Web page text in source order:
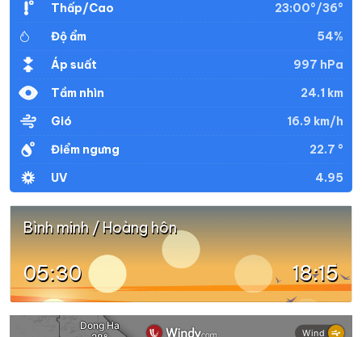
20:00
21:00 29°
22:00 29°/
32°
Thấp/Cao
23:00°/36°
Độ ẩm
54%
Áp suất
997 hPa
Tầm nhìn
24.1 km
Gió
16.9 km/h
Điểm ngưng
22.7 °
UV
4.95
Bình minh / Hoàng hôn
05:30 18:15